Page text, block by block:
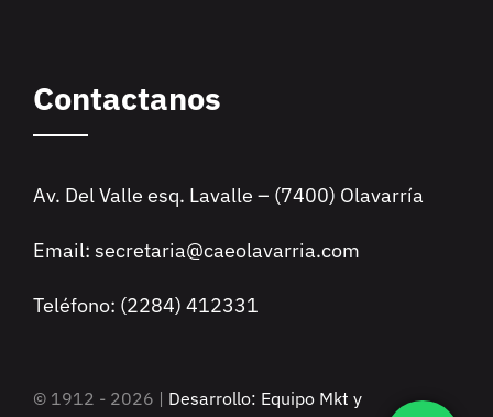
Contactanos
Av. Del Valle esq. Lavalle – (7400) Olavarría
Email: secretaria@caeolavarria.com
Teléfono: (2284) 412331
© 1912 - 2026 | Desarrollo: Equipo Mkt y